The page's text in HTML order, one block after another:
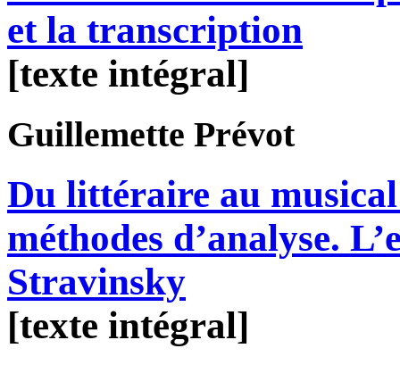
et la transcription
[texte intégral]
Guillemette Prévot
Du littéraire au
méthodes d’analyse.
Stravinsky
[texte intégral]